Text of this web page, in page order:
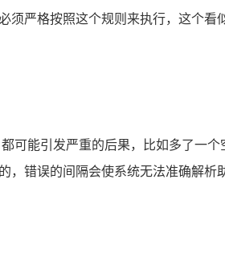
严格按照这个规则来执行，这个
可能引发严重的后果，比如多了一
，错误的间隔会使系统无法准确解